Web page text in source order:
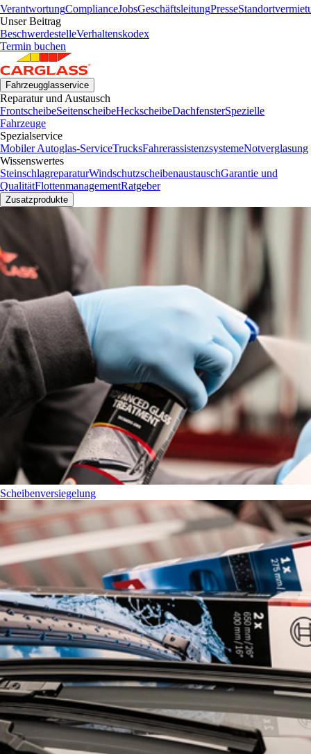
VerantwortungComplianceJobsGeschäftsleitungPresse
Unser Beitrag
BeschwerdestelleVerhaltenskodex
Termin buchen
Fahrzeugglasservice
Reparatur und Austausch
FrontscheibeSeitenscheibeHeckscheibeDachfensterSpezielle
Fahrzeuge
Spezialservice
Mobiler Autoglas-ServiceTrucksFahrerassistenzsystemeNotverglasung
Wissenswertes
SteinschlagreparaturWindschutzscheibenaustauschGarantie und
QualitätFlottenmanagementRatgeber
Zusatzprodukte
Scheibenversiegelung